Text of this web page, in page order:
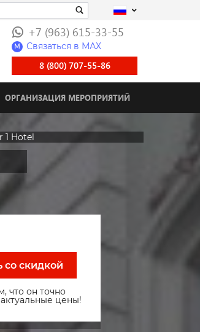
+7 (963) 615-33-55
M Связаться в МАХ
8 (800) 707-55-86
ОРГАНИЗАЦИЯ МЕРОПРИЯТИЙ
1 Hotel
со скидкой
что он точно
цены!